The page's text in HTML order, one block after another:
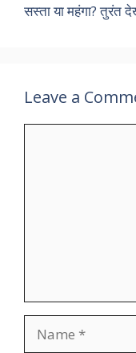
सस्ता या महंगा? तुरंत
Leave a